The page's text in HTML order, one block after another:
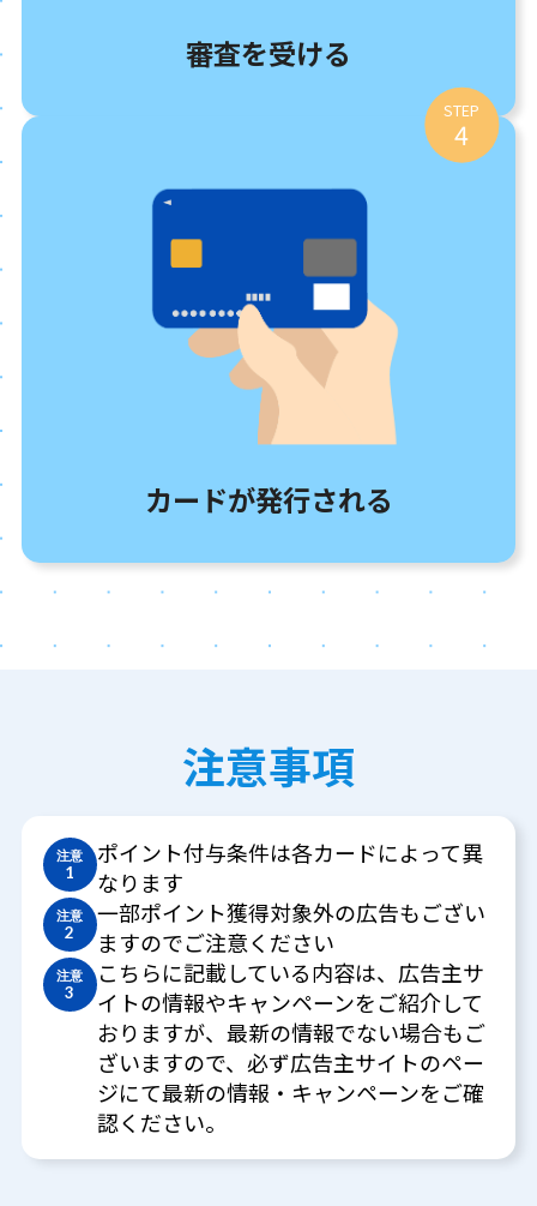
審査を受ける
STEP
4
カードが発行される
注意事項
注意
1
ポイント付与条件は各カードによって異
なります
注意
2
一部ポイント獲得対象外の広告もござい
ますのでご注意ください
注意
3
こちらに記載している内容は、広告主サ
イトの情報やキャンペーンをご紹介して
おりますが、最新の情報でない場合もご
ざいますので、必ず広告主サイトのペー
ジにて最新の情報・キャンペーンをご確
認ください。